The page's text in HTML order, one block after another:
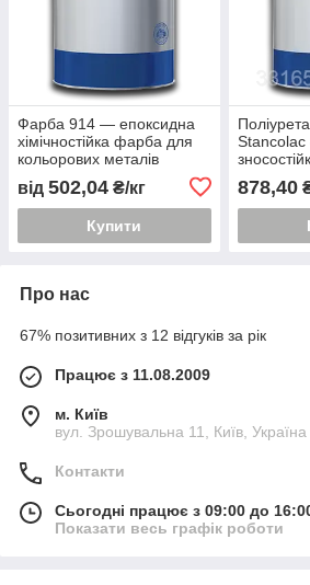
Фарба 914 — епоксидна
хімічностійка фарба для
кольорових металів
від 502,04 ₴/кг
Купити
Stancolac
частини
878,40
Про нас
67% позитивних з 12 відгуків за рік
Працює з 11.08.2009
м. Київ
вул. Зрошувальна 11, Київ, Україна
Контакти
Сьогодні працює з 09:00 до
Показати весь графік роботи